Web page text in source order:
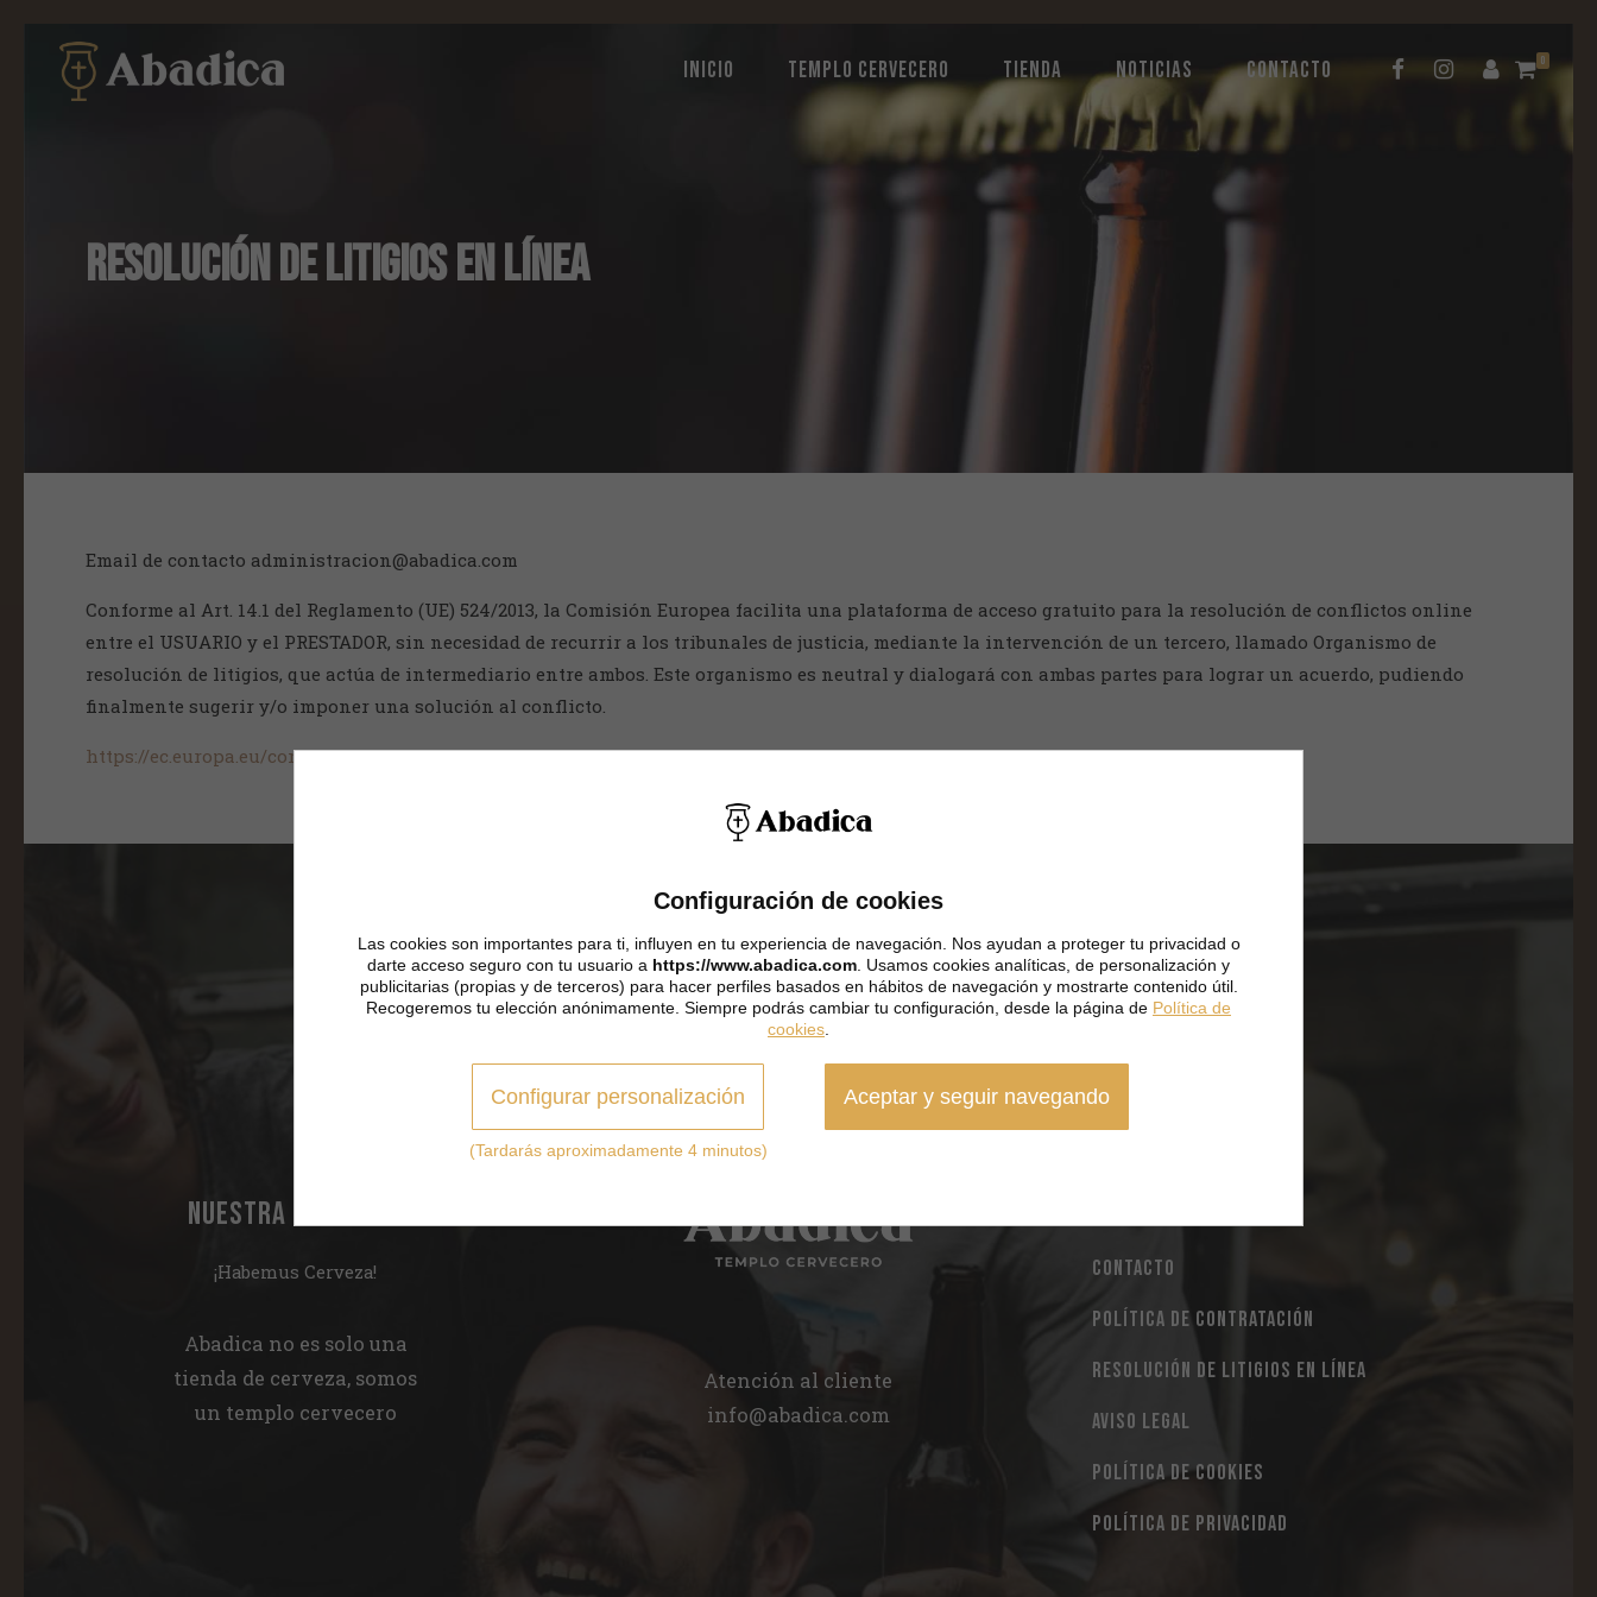
0
INICIO TEMPLO CERVECERO TIENDA NOTICIAS CONTACTO
RESOLUCIÓN DE LITIGIOS EN LÍNEA
Email de contacto administracion@abadica.com
Conforme al Art. 14.1 del Reglamento (UE) 524/2013, la Comisión Europea facilita una plataforma de acceso gratuito para la resolución de conflictos online
entre el USUARIO y el PRESTADOR, sin necesidad de recurrir a los tribunales de justicia, mediante la intervención de un tercero, llamado Organismo de
resolución de litigios, que actúa de intermediario entre ambos. Este organismo es neutral y dialogará con ambas partes para lograr un acuerdo, pudiendo
finalmente sugerir y/o imponer una solución al conflicto.
https://ec.europa.eu/consumers/odr/main/index.cfm?event=main.home2.show&lng=ES
NUESTRA FILOSOFÍA
¡Habemus Cerveza!
Abadica no es solo una
tienda de cerveza, somos
un templo cervecero
Atención al cliente
info@abadica.com
CONTACTO
POLÍTICA DE CONTRATACIÓN
RESOLUCIÓN DE LITIGIOS EN LÍNEA
AVISO LEGAL
POLÍTICA DE COOKIES
POLÍTICA DE PRIVACIDAD
Configuración de cookies
Las cookies son importantes para ti, influyen en tu experiencia de navegación. Nos ayudan a proteger tu privacidad o
darte acceso seguro con tu usuario a https://www.abadica.com. Usamos cookies analíticas, de personalización y
publicitarias (propias y de terceros) para hacer perfiles basados en hábitos de navegación y mostrarte contenido útil.
Recogeremos tu elección anónimamente. Siempre podrás cambiar tu configuración, desde la página de Política de
cookies.
Configurar personalización
(Tardarás aproximadamente 4 minutos)
Aceptar y seguir navegando